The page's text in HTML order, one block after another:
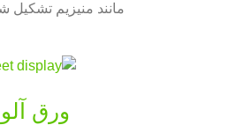
مانند منیزیم
ورق